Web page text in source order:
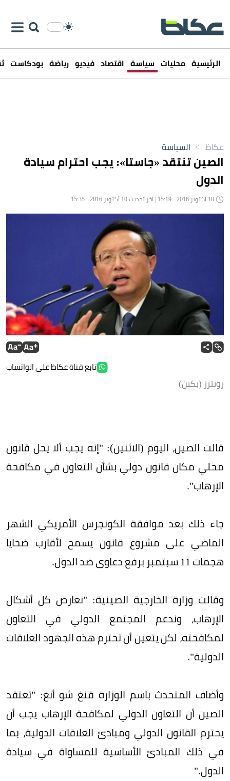
الرئيسية محليات سياسة اقتصاد فيديو رياضة بودكاست
عكاظ > السياسة
الصين تنتقد «جاستا»: يجب احترام سيادة
الدول
تابع قناة عكاظ على الواتساب
رويترز (بكين)
قالت الصين، اليوم (الاثنين): "إنه يجب ألا يحل قانون
محلي مكان قانون دولي بشأن التعاون في مكافحة
الإرهاب".
جاء ذلك بعد موافقة الكونجرس الأمريكي الشهر
الماضي على مشروع قانون يسمح لأقارب ضحايا
هجمات 11 سبتمبر برفع دعاوى ضد الدول.
وقالت وزارة الخارجية الصينية: "نعارض كل أشكال
الإرهاب، وندعم المجتمع الدولي في التعاون
لمكافحته، لكن يتعين أن تحترم هذه الجهود العلاقات
الدولية".
وأضاف المتحدث باسم الوزارة قنغ شو أنغ: "تعتقد
الصين أن التعاون الدولي لمكافحة الإرهاب يجب أن
يحترم القانون الدولي ومبادئ العلاقات الدولية، بما
في ذلك المبادئ الأساسية للمساواة في سيادة
الدول."